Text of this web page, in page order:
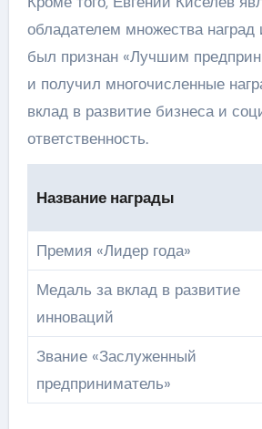
обладателем множества
был признан «Лучшим
и получил многочисленные
вклад в развитие бизнеса и
ответственность.
Название награды
Премия «Лидер года»
Медаль за вклад в развитие
инноваций
Звание «Заслуженный
предприниматель»